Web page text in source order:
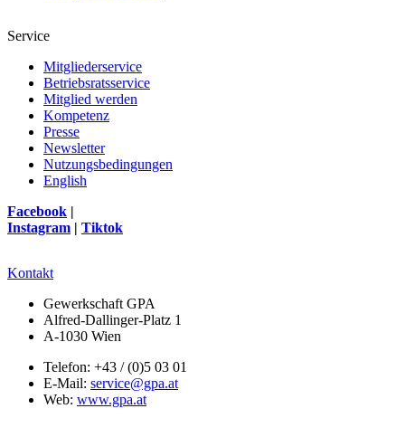
Service
Mitgliederservice
Betriebsratsservice
Mitglied werden
Kompetenz
Presse
Newsletter
Nutzungsbedingungen
English
Facebook |
Instagram | Tiktok
Kontakt
Gewerkschaft GPA
Alfred-Dallinger-Platz 1
A-1030 Wien
Telefon: +43 / (0)5 03 01
E-Mail: service@gpa.at
Web: www.gpa.at